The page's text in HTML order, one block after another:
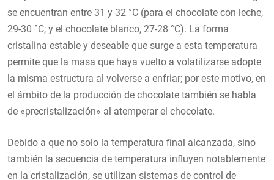
se encuentran entre 31 y 32 °C (para el chocolate con leche,
29-30 °C; y el chocolate blanco, 27-28 °C). La forma
cristalina estable y deseable que surge a esta temperatura
permite que la masa que haya vuelto a volatilizarse adopte
la misma estructura al volverse a enfriar; por este motivo, en
el ámbito de la producción de chocolate también se habla
de «precristalización» al atemperar el chocolate.
Debido a que no solo la temperatura final alcanzada, sino
también la secuencia de temperatura influyen notablemente
en la cristalización, se utilizan sistemas de control de